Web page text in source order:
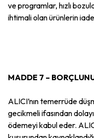
ve programlar, hızlı
ihtimali olan ürünlerin
MADDE 7 –
ALICI’nın temerrüde
gecikmeli ifasından
ödemeyi kabul eder.